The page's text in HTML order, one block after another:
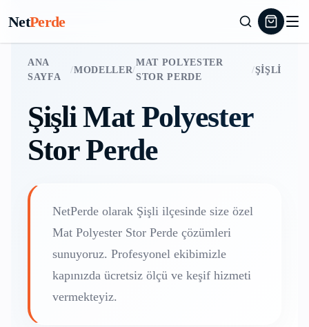
NetPerde
ANA
SAYFA
/MODELLER/
MAT POLYESTER
STOR PERDE
/ŞIŞLI
ŞişliMat Polyester
Stor Perde
NetPerde olarak Şişli ilçesinde size özel
Mat Polyester Stor Perde çözümleri
sunuyoruz. Profesyonel ekibimizle
kapınızda ücretsiz ölçü ve keşif hizmeti
vermekteyiz.